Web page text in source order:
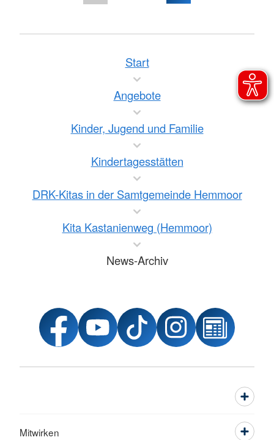
Start
Angebote
Kinder, Jugend und Familie
Kindertagesstätten
DRK-Kitas in der Samtgemeinde Hemmoor
Kita Kastanienweg (Hemmoor)
News-Archiv
Mitwirken